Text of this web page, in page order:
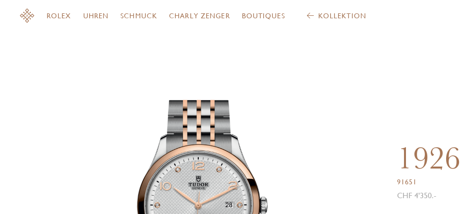
ROLEX UHREN SCHMUCK CHARLY ZENGER BOUTIQUES KOLLEKTION
1926
91651
CHF 4'350.-